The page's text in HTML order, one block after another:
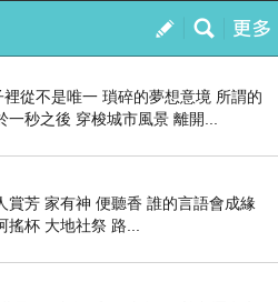
我的
訂閱
從不是唯一 瑣碎的夢想意境 所謂的
一秒之後 穿梭城市風景 離開...
賞芳 家有神 便聽香 誰的言語會成緣
搖杯 大地社祭 路...